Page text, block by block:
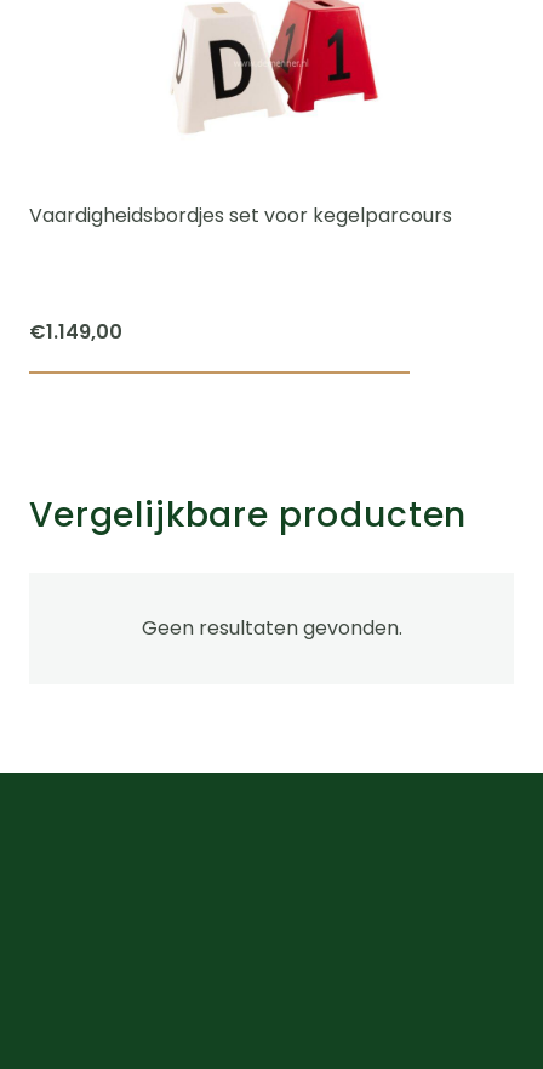
Vaardigheidsbordjes set voor kegelparcours
€1.149,00
Vergelijkbare producten
Geen resultaten gevonden.